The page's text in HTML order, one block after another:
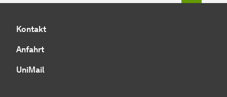
Kontakt
Anfahrt
UniMail